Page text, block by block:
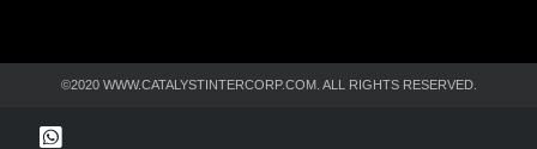
©2020 WWW.CATALYSTINTERCORP.COM. ALL RIGHTS RESERVED.